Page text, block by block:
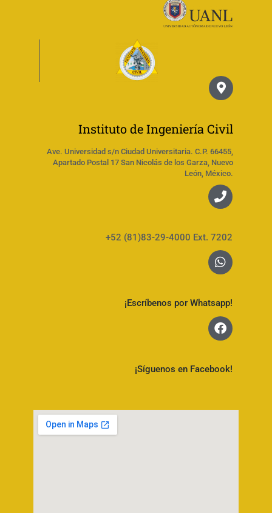
Instituto de Ingeniería Civil
Ave. Universidad s/n Ciudad Universitaria. C.P. 66455,
Apartado Postal 17 San Nicolás de los Garza, Nuevo
León, México.
+52 (81)83-29-4000 Ext. 7202
¡Escríbenos por Whatsapp!
¡Síguenos en Facebook!